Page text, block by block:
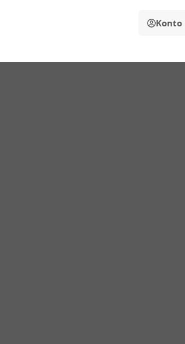
Konto